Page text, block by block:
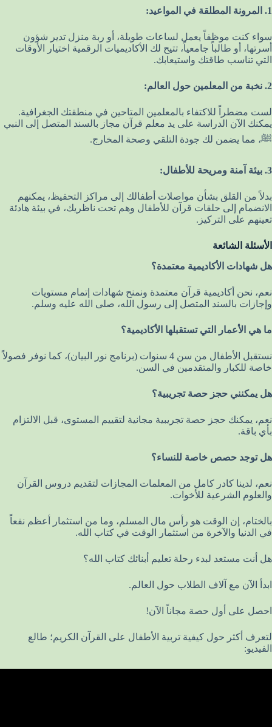
1. المرونة المطلقة في المواعيد:
سواء كنت موظفاً يعمل لساعات طويلة، أو ربة منزل تدير شؤون
أسرتها، أو طالباً جامعياً، تتيح لك الأكاديميات الرقمية اختيار الأوقات
التي تناسب طاقتك واستيعابك.
2. نخبة من المعلمين حول العالم:
لست مضطراً للاكتفاء بالمعلمين المتاحين في منطقتك الجغرافية.
يمكنك الآن الدراسة على يد معلم قرآن مجاز بالسند المتصل إلى النبي
ﷺ، مما يضمن لك جودة التلقي وصحة المخارج.
3. بيئة آمنة ومريحة للأطفال:
بدلاً من القلق بشأن مواصلات أطفالك إلى مراكز التحفيظ، يمكنهم
الانضمام إلى حلقات قرآن للأطفال وهم تحت ناظريك، في بيئة هادئة
تعينهم على التركيز.
الأسئلة الشائعة
هل شهادات الأكاديمية معتمدة؟
نعم، نحن أكاديمية قرآن معتمدة ونمنح شهادات إتمام مستويات
وإجازات بالسند المتصل إلى رسول الله، صلى الله عليه وسلم.
ما هي الأعمار التي تستقبلها الأكاديمية؟
نستقبل الأطفال من سن 4 سنوات (برنامج نور البيان)، كما نوفر فصولاً
خاصة للكبار والمتقدمين في السن.
هل يمكنني حجز حصة تجريبية؟
نعم، يمكنك حجز حصة تجريبية مجانية لتقييم المستوى، قبل الالتزام
بأي باقة.
هل توجد حصص خاصة للنساء؟
نعم، لدينا كادر كامل من المعلمات المجازات لتقديم دروس القرآن
والعلوم الشرعية للأخوات.
بالختام، إن الوقت هو رأس مال المسلم، وما من استثمار أعظم نفعاً
في الدنيا والآخرة من استثمار الوقت في كتاب الله.
هل أنت مستعد لبدء رحلة تعليم أبنائك كتاب الله؟
ابدأ الآن مع آلاف الطلاب حول العالم.
احصل على أول حصة مجاناً الآن!
لتعرف أكثر حول كيفية تربية الأطفال على القرآن الكريم؛ طالع
الفيديو: